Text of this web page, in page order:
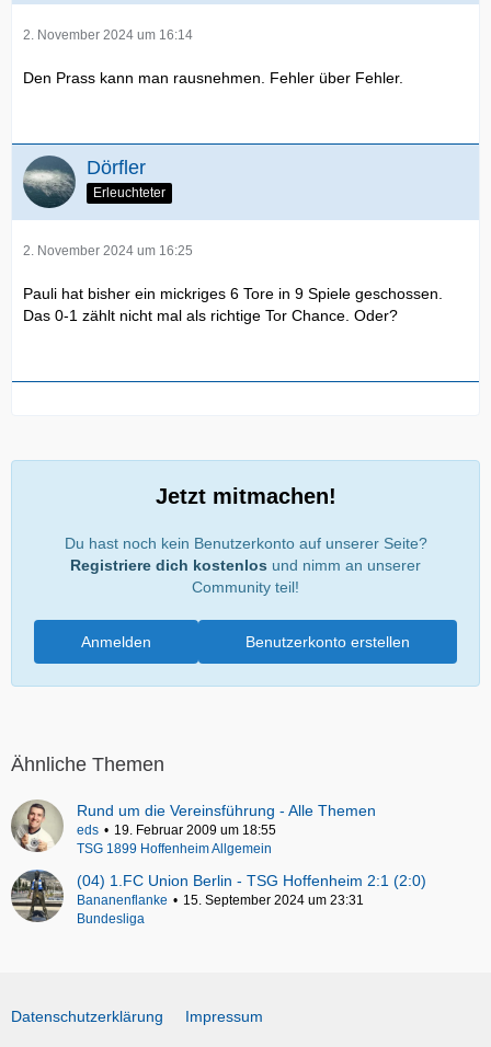
2. November 2024 um 16:14
Den Prass kann man rausnehmen. Fehler über Fehler.
Dörfler
Erleuchteter
2. November 2024 um 16:25
Pauli hat bisher ein mickriges 6 Tore in 9 Spiele geschossen.
Das 0-1 zählt nicht mal als richtige Tor Chance. Oder?
Jetzt mitmachen!
Du hast noch kein Benutzerkonto auf unserer Seite?
Registriere dich kostenlos und nimm an unserer
Community teil!
Benutzerkonto erstellen
Anmelden
Ähnliche Themen
Rund um die Vereinsführung - Alle Themen
eds
19. Februar 2009 um 18:55
TSG 1899 Hoffenheim Allgemein
(04) 1.FC Union Berlin - TSG Hoffenheim 2:1 (2:0)
Bananenflanke
15. September 2024 um 23:31
Bundesliga
Datenschutzerklärung Impressum